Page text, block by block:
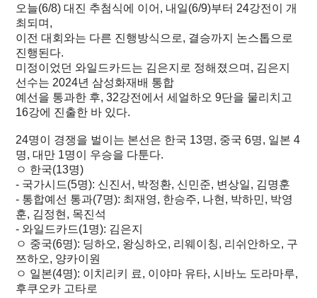
오늘(6/8) 대진 추첨식에 이어, 내일(6/9)부터 24강전이 개
최되며,
이전 대회와는 다른 진행방식으로, 결승까지 논스톱으로
진행된다.
미정이었던 와일드카드는 김은지로 정해졌으며, 김은지
선수는 2024년 삼성화재배 통합
예선을 통과한 후, 32강전에서 세얼하오 9단을 물리치고
16강에 진출한 바 있다.
24명이 경쟁을 벌이는 본선은 한국 13명, 중국 6명, 일본 4
명, 대만 1명이 우승을 다툰다.
ㅇ 한국(13명)
- 국가시드(5명): 신진서, 박정환, 신민준, 변상일, 김명훈
- 통합예선 통과(7명): 최재영, 한승주, 나현, 박하민, 박영
훈, 김정현, 목진석
- 와일드카드(1명): 김은지
ㅇ 중국(6명): 딩하오, 왕싱하오, 리웨이칭, 리쉬안하오, 구
쯔하오, 양카이원
ㅇ 일본(4명): 이치리키 료, 이야마 유타, 시바노 도라마루,
후쿠오카 고타로